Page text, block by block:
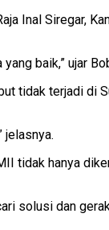
Inal Siregar,
baik,” ujar
tidak terjadi di
jelasnya.
tidak hanya
solusi dan